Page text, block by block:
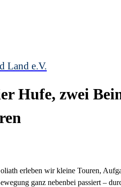
Land e.V.
Hufe, zwei
erleben wir kleine Touren,
ganz nebenbei passiert –